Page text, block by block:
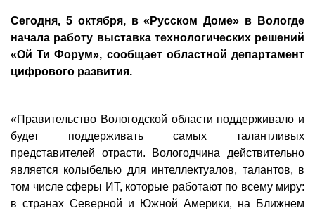
Сегодня, 5 октября, в «Русском Доме» в Вологде
начала работу выставка технологических решений
«Ой Ти Форум», сообщает областной департамент
цифрового развития.
«Правительство Вологодской области поддерживало и
будет поддерживать самых талантливых
представителей отрасти. Вологодчина действительно
является колыбелью для интеллектуалов, талантов, в
том числе сферы ИТ, которые работают по всему миру:
в странах Северной и Южной Америки, на Ближнем